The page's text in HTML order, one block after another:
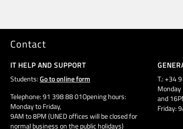
Contact
IT HELP AND SUPPORT
Students:Go to online form
Telephone: 91 398 88 01Opening hours:
Monday to Friday,
9AM to 8PM (UNED offices will be closed for
normal business on the public holidays)
T.: +34
and
Friday: